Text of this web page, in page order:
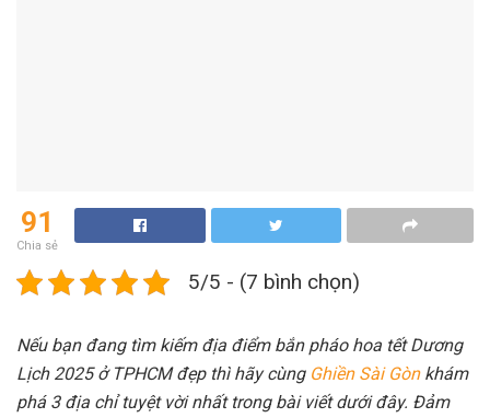
91
Chia sẻ
5/5 - (7 bình chọn)
Nếu bạn đang tìm kiếm địa điểm bắn pháo hoa tết Dương
Lịch 2025 ở TPHCM đẹp thì hãy cùng Ghiền Sài Gònkhám
phá 3 địa chỉ tuyệt vời nhất trong bài viết dưới đây. Đảm